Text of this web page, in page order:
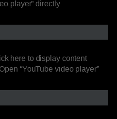
player” directly
here to display content
“YouTube video player”